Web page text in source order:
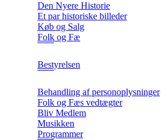
Den Nyere Historie
Et par historiske billeder
Køb og Salg
Folk og Fæ
Bestyrelsen
Behandling af personoplysninger
Folk og Fæs vedtægter
Bliv Medlem
Musikken
Programmer